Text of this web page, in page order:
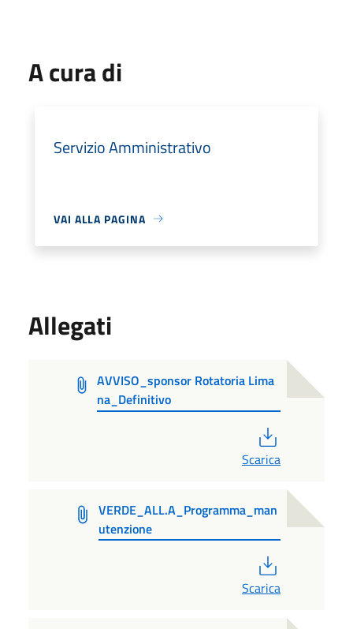
A cura di
Servizio Amministrativo
VAI ALLA PAGINA
Allegati
AVVISO_sponsor Rotatoria Lima
na_Definitivo
Scarica
VERDE_ALL.A_Programma_man
utenzione
Scarica